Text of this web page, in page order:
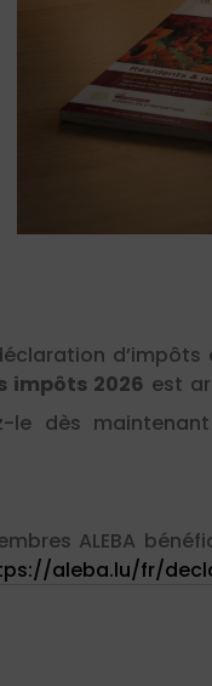
d’impôts
impôts 2026 est
le dès
ALEBA
aleba.lu/fr/